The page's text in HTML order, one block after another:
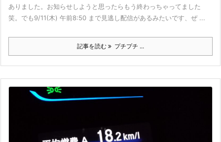
ありました。お知らせしようと思ったらもう終わっちゃってました
笑。でも9/11(木) 午前8:50 まで見逃し配信があるみたいです、ぜ ...
記事を読む プチプチ ...